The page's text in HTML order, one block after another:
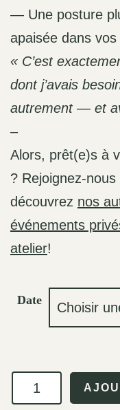
— Une posture
apaisée dans vos
« C’est
dont j’avais
autrement — et
–
Alors, prêt(e)s à
? Rejoignez-
découvrez nos
événements
atelier!
Date
quantité
de